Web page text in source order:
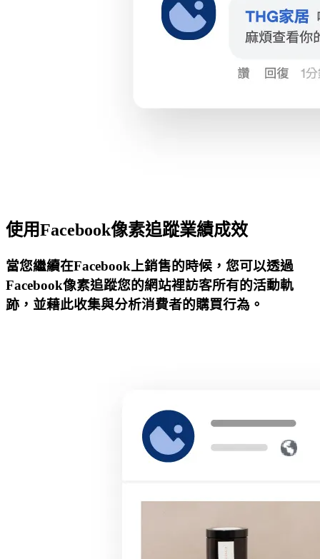
使用Facebook像素追蹤業績成效
當您繼續在Facebook上銷售的時候，您可以透過
Facebook像素追蹤您的網站裡訪客所有的活動軌
跡，並藉此收集與分析消費者的購買行為。